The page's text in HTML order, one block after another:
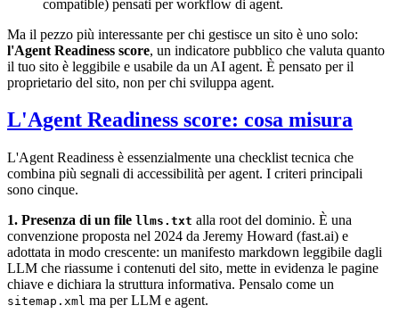
compatible) pensati per workflow di agent.
Ma il pezzo più interessante per chi gestisce un sito è uno solo:
l'Agent Readiness score, un indicatore pubblico che valuta quanto
il tuo sito è leggibile e usabile da un AI agent. È pensato per il
proprietario del sito, non per chi sviluppa agent.
L'Agent Readiness score: cosa misura
L'Agent Readiness è essenzialmente una checklist tecnica che
combina più segnali di accessibilità per agent. I criteri principali
sono cinque.
1. Presenza di un file llms.txt alla root del dominio. È una
convenzione proposta nel 2024 da Jeremy Howard (fast.ai) e
adottata in modo crescente: un manifesto markdown leggibile dagli
LLM che riassume i contenuti del sito, mette in evidenza le pagine
chiave e dichiara la struttura informativa. Pensalo come un
sitemap.xml ma per LLM e agent.